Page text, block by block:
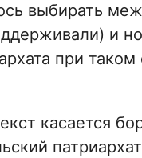
выбирать
и
при
касается